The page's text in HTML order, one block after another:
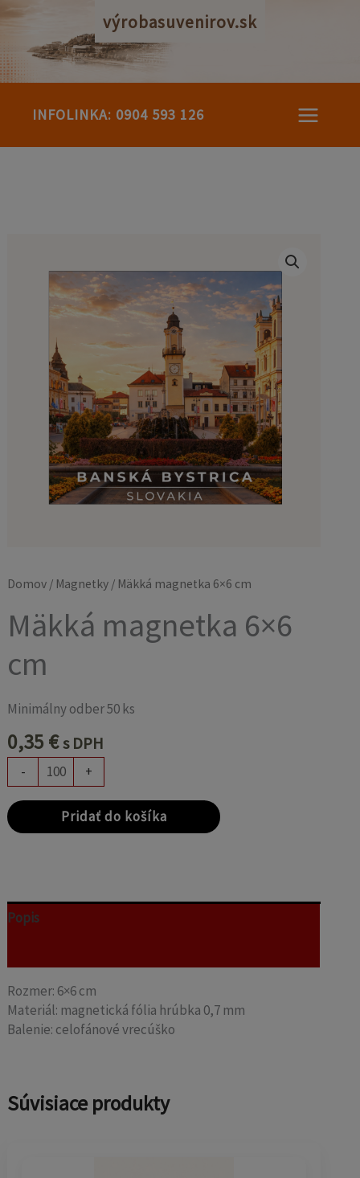
Preskočiť
obsah
výrobasuvenirov.sk
INFOLINKA: 0904 593 126
Domov / Magnetky / Mäkká magnetka 6×6 cm
Mäkká magnetka 6×6
cm
Minimálny odber 50 ks
0,35 €s DPH
-
magnetka
+
Pridať do košíka
Popis
Rozmer: 6×6 cm
Materiál: magnetická fólia hrúbka 0,7 mm
Balenie: celofánové vrecúško
Súvisiace produkty